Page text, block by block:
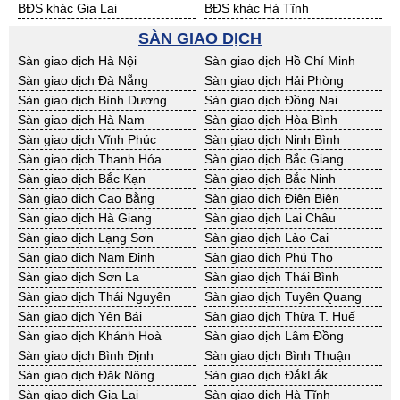
BĐS khác Gia Lai
BĐS khác Hà Tĩnh
BĐS khác Ninh Thuận
BĐS khác Phú Yên
BĐS khác Quảng Bình
BĐS khác Quảng Nam
BĐS khác Quảng Ngãi
BĐS khác Bà Rịa - VT
BĐS khác Cần Thơ
BĐS khác An Giang
BĐS khác Bạc Liêu
BĐS khác Bến Tre
BĐS khác Bình Phước
BĐS khác Cà Mau
BĐS khác Đồng Tháp
BĐS khác Hậu Giang
BĐS khác Kiên Giang
BĐS khác Long An
BĐS khác Sóc Trăng
BĐS khác Tây Ninh
BĐS khác Tiền Giang
BĐS khác Trà Vinh
BĐS khác Vĩnh Long
BĐS khác Hải Dương
BĐS khác Hưng Yên
BĐS khác Quảng Ninh
SÀN GIAO DỊCH
Sàn giao dịch Hà Nội
Sàn giao dịch Hồ Chí Minh
Sàn giao dịch Đà Nẵng
Sàn giao dịch Hải Phòng
Sàn giao dịch Bình Dương
Sàn giao dịch Đồng Nai
Sàn giao dịch Hà Nam
Sàn giao dịch Hòa Bình
Sàn giao dịch Vĩnh Phúc
Sàn giao dịch Ninh Bình
Sàn giao dịch Thanh Hóa
Sàn giao dịch Bắc Giang
Sàn giao dịch Bắc Kạn
Sàn giao dịch Bắc Ninh
Sàn giao dịch Cao Bằng
Sàn giao dịch Điện Biên
Sàn giao dịch Hà Giang
Sàn giao dịch Lai Châu
Sàn giao dịch Lạng Sơn
Sàn giao dịch Lào Cai
Sàn giao dịch Nam Định
Sàn giao dịch Phú Thọ
Sàn giao dịch Sơn La
Sàn giao dịch Thái Bình
Sàn giao dịch Thái Nguyên
Sàn giao dịch Tuyên Quang
Sàn giao dịch Yên Bái
Sàn giao dịch Thừa T. Huế
Sàn giao dịch Khánh Hoà
Sàn giao dịch Lâm Đồng
Sàn giao dịch Bình Định
Sàn giao dịch Bình Thuận
Sàn giao dịch Đăk Nông
Sàn giao dịch ĐắkLắk
Sàn giao dịch Gia Lai
Sàn giao dịch Hà Tĩnh